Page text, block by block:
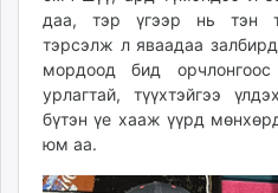
даа, тэр үгээр нь тэн
тэрсэлж л яваадаа
мордоод бид
урлагтай, түүхтэйгээ
бүтэн үе хааж үүрд
юм аа.